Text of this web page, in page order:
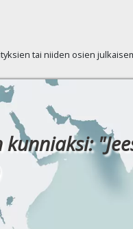
tai niiden osien